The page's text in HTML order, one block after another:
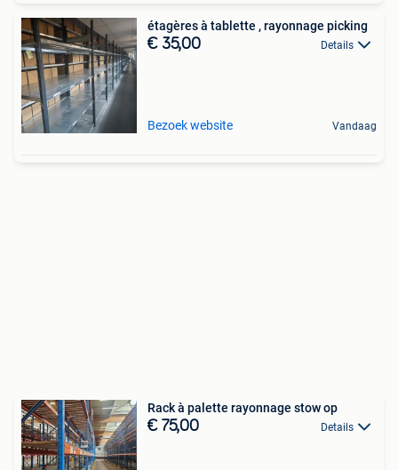
étagères à tablette , rayonnage picking
€ 35,00 Details
Bezoek website Vandaag
Rack à palette rayonnage stow op
€ 75,00 Details